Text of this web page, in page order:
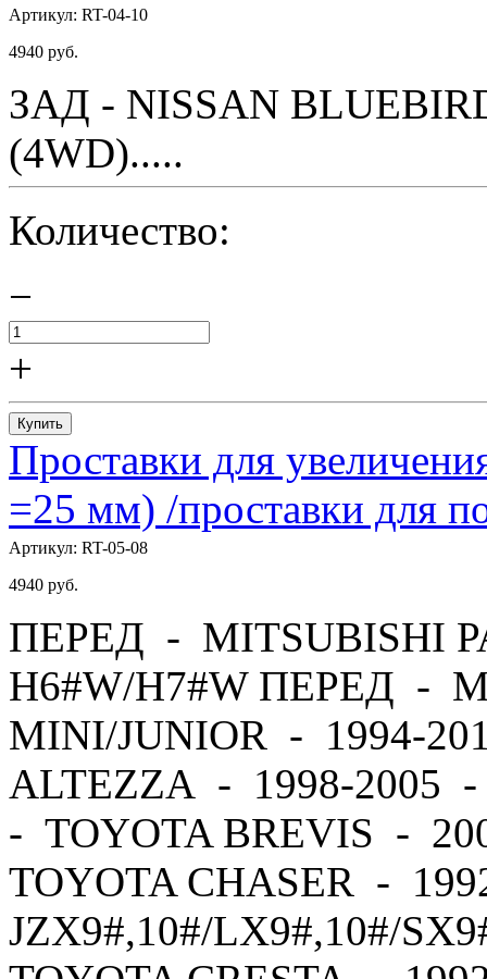
Артикул: RT-04-10
4940 руб.
ЗАД - NISSAN
(4WD).....
Количество:
−
+
Купить
Проставки для
=25 мм) /проставки для
Артикул: RT-05-08
4940 руб.
ПЕРЕД - MITSUBISHI
H6#W/H7#W ПЕРЕД -
MINI/JUNIOR - 1994-
ALTEZZA - 1998-2005
- TOYOTA BREVIS -
TOYOTA CHASER -
JZX9#,10#/LX9#,10#/